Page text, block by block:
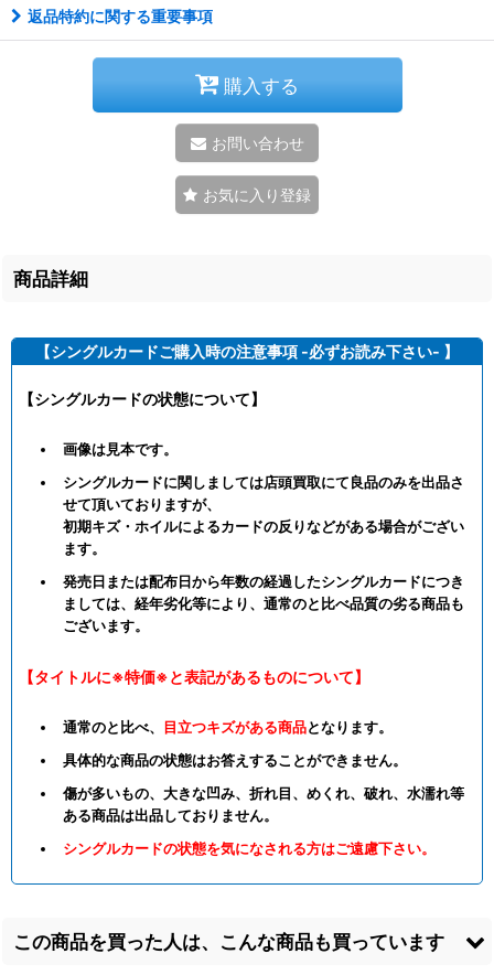
返品特約に関する重要事項
購入する
お問い合わせ
お気に入り登録
商品詳細
【シングルカードご購入時の注意事項 -必ずお読み下さい- 】
【シングルカードの状態について】
画像は見本です。
シングルカードに関しましては店頭買取にて良品のみを出品さ
せて頂いておりますが、
初期キズ・ホイルによるカードの反りなどがある場合がござい
ます。
発売日または配布日から年数の経過したシングルカードにつき
ましては、経年劣化等により、通常のと比べ品質の劣る商品も
ございます。
【タイトルに※特価※と表記があるものについて】
通常のと比べ、 目立つキズがある商品となります。
具体的な商品の状態はお答えすることができません。
傷が多いもの、大きな凹み、折れ目、めくれ、破れ、水濡れ等
ある商品は出品しておりません。
シングルカードの状態を気になされる方はご遠慮下さい。
この商品を買った人は、こんな商品も買っています